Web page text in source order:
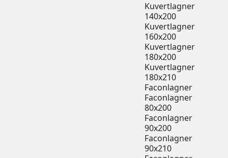
Kuvertlagner
140x200
Kuvertlagner
160x200
Kuvertlagner
180x200
Kuvertlagner
180x210
Faconlagner
Faconlagner
80x200
Faconlagner
90x200
Faconlagner
90x210